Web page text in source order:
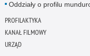
Oddziały o profilu
PROFILAKTYKA
KANAŁ FILMOWY
URZĄD